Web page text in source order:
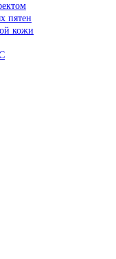
пятен
кожи